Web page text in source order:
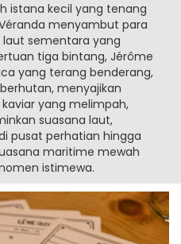
istana kecil yang tenang
menyambut para
sementara yang
tiga bintang, Jérôme
yang terang benderang,
menyajikan
yang melimpah,
suasana laut,
pusat perhatian hingga
maritime mewah
istimewa.